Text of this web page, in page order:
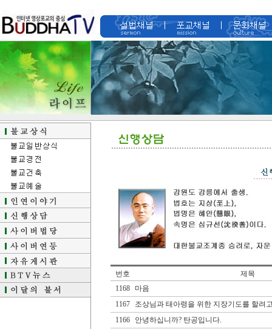
번호
제목
1168
마음
1167
조상님과 태아령을 위한 지장기도를 할려
1166
안녕하십니까? 탄공입니다.